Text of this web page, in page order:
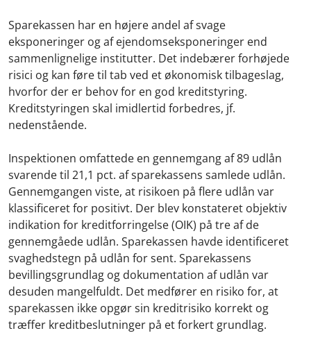
Sparekassen har en højere andel af svage
eksponeringer og af ejendomseksponeringer end
sammenlignelige institutter. Det indebærer forhøjede
risici og kan føre til tab ved et økonomisk tilbageslag,
hvorfor der er behov for en god kreditstyring.
Kreditstyringen skal imidlertid forbedres, jf.
nedenstående.
Inspektionen omfattede en gennemgang af 89 udlån
svarende til 21,1 pct. af sparekassens samlede udlån.
Gennemgangen viste, at risikoen på flere udlån var
klassificeret for positivt. Der blev konstateret objektiv
indikation for kreditforringelse (OIK) på tre af de
gennemgåede udlån. Sparekassen havde identificeret
svaghedstegn på udlån for sent. Sparekassens
bevillingsgrundlag og dokumentation af udlån var
desuden mangelfuldt. Det medfører en risiko for, at
sparekassen ikke opgør sin kreditrisiko korrekt og
træffer kreditbeslutninger på et forkert grundlag.